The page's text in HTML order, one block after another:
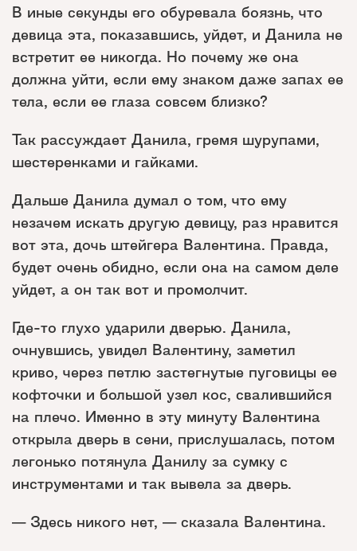
В иные секунды его обуревала боязнь, что
девица эта, показавшись, уйдет, и Данила не
встретит ее никогда. Но почему же она
должна уйти, если ему знаком даже запах ее
тела, если ее глаза совсем близко?
Так рассуждает Данила, гремя шурупами,
шестеренками и гайками.
Дальше Данила думал о том, что ему
незачем искать другую девицу, раз нравится
вот эта, дочь штейгера Валентина. Правда,
будет очень обидно, если она на самом деле
уйдет, а он так вот и промолчит.
Где-то глухо ударили дверью. Данила,
очнувшись, увидел Валентину, заметил
криво, через петлю застегнутые пуговицы ее
кофточки и большой узел кос, свалившийся
на плечо. Именно в эту минуту Валентина
открыла дверь в сени, прислушалась, потом
легонько потянула Данилу за сумку с
инструментами и так вывела за дверь.
— Здесь никого нет, — сказала Валентина.